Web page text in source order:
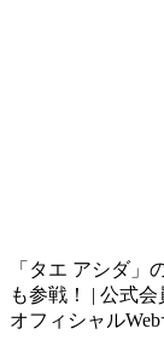
「タエ アシダ」
も参戦！ | 公式
オフィシャルWeb